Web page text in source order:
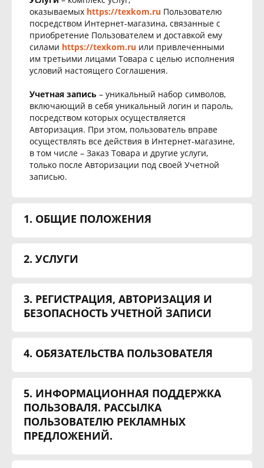
оказываемых https://texkom.ru Пользователю
посредством Интернет-магазина, связанные с
приобретение Пользователем и доставкой ему
силами https://texkom.ru или привлеченными
им третьими лицами Товара с целью исполнения
условий настоящего Соглашения.
Учетная запись – уникальный набор символов,
включающий в себя уникальный логин и пароль,
посредством которых осуществляется
Авторизация. При этом, пользователь вправе
осуществлять все действия в Интернет-магазине,
в том числе – Заказ Товара и другие услуги,
только после Авторизации под своей Учетной
записью.
1. ОБЩИЕ ПОЛОЖЕНИЯ
2. УСЛУГИ
3. РЕГИСТРАЦИЯ, АВТОРИЗАЦИЯ И
БЕЗОПАСНОСТЬ УЧЕТНОЙ ЗАПИСИ
4. ОБЯЗАТЕЛЬСТВА ПОЛЬЗОВАТЕЛЯ
5. ИНФОРМАЦИОННАЯ ПОДДЕРЖКА
ПОЛЬЗОВАЛЯ. РАССЫЛКА
ПОЛЬЗОВАТЕЛЮ РЕКЛАМНЫХ
ПРЕДЛОЖЕНИЙ.